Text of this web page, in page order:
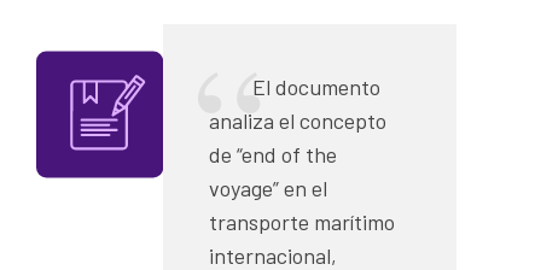
El documento
analiza el concepto
de “end of the
voyage” en el
transporte marítimo
internacional,